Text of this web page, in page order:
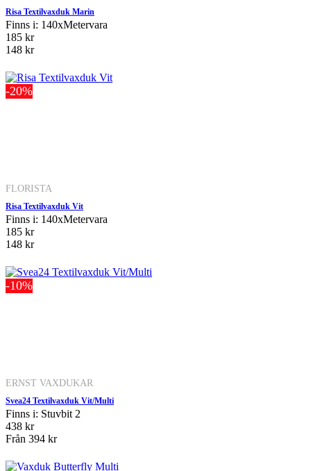
Risa Textilvaxduk Marin
Finns i: 140xMetervara
185 kr
148 kr
-20%
FLORISTA
Risa Textilvaxduk Vit
Finns i: 140xMetervara
185 kr
148 kr
-10%
ERNST VAXDUKAR
Svea24 Textilvaxduk Vit/Multi
Finns i: Stuvbit 2
438 kr
Från 394 kr